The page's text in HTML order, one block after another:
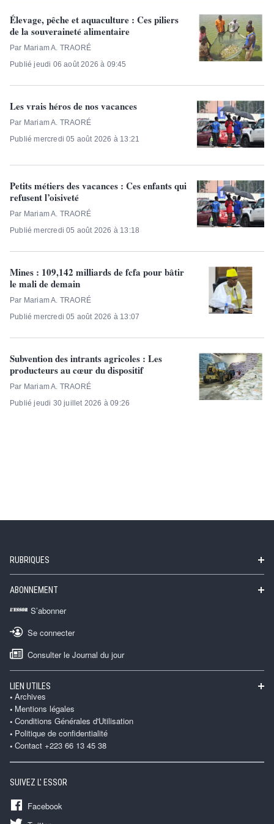
Élevage, pêche et aquaculture : Ces piliers
de la souveraineté alimentaire
Par Mariam A. TRAORÉ
Publié jeudi 06 août 2026 à 09:45
Les vrais héros de nos vacances
Par Mariam A. TRAORÉ
Publié mercredi 05 août 2026 à 13:21
Petits métiers des vacances : Ces enfants qui
refusent l’oisiveté
Par Mariam A. TRAORÉ
Publié mercredi 05 août 2026 à 13:18
Mines : 109,142 milliards de fcfa pour bâtir
le mali de demain
Par Mariam A. TRAORÉ
Publié mercredi 05 août 2026 à 13:07
Subvention des intrants agricoles : Les
producteurs au cœur du dispositif
Par Mariam A. TRAORÉ
Publié jeudi 30 juillet 2026 à 09:26
RUBRIQUES
ABONNEMENT
S’abonner
Se connecter
Consulter le Journal du jour
LIEN UTILES
Archives
Mentions légales
Conditions Générales d'Utilisation
Politique de confidentialité
Contact +223 66 13 45 38
SUIVEZ L' ESSOR
Facebook